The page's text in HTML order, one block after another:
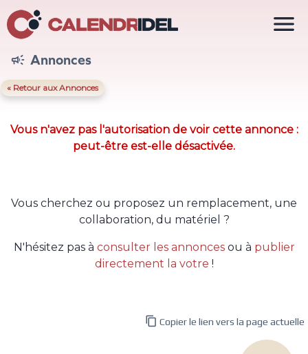
 Annonces
« Retour aux Annonces
Vous n'avez pas l'autorisation de voir cette annonce :
peut-être est-elle désactivée.
Vous cherchez ou proposez un remplacement, une
collaboration, du matériel ?
N'hésitez pas à consulter les annoncesou à publier
directement la votre !

 Copier le lien vers la page actuelle